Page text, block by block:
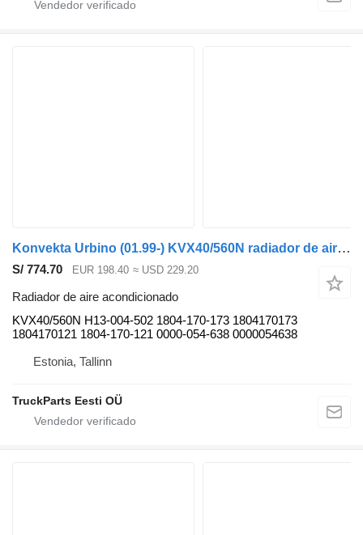
Konvekta Urbino (01.99-) KVX40/560N radiador de aire acondicionado para Solaris Urbino, Alpino, Vacanza (1999-) autobús
S/ 774.70 EUR 198.40 ≈ USD 229.20
Radiador de aire acondicionado
KVX40/560N H13-004-502 1804-170-173 1804170173
1804170121 1804-170-121 0000-054-638 0000054638
Estonia, Tallinn
TruckParts Eesti OÜ